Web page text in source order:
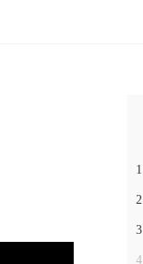
1
2
3
4